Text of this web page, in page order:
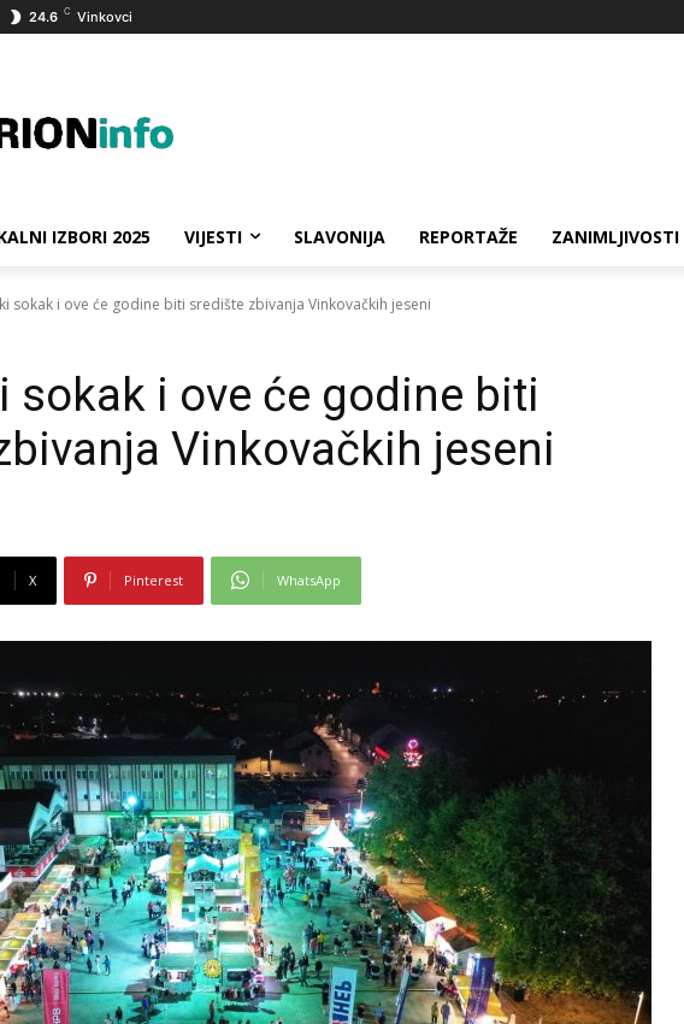
24.6 C Vinkovci
IZBORI 2025 VIJESTI SLAVONIJA REPORTAŽE ZANIMLJIVOSTI
sokak i ove će godine biti središte zbivanja Vinkovačkih jeseni
sokak i ove će godine biti
Vinkovačkih jeseni
X Pinterest WhatsApp